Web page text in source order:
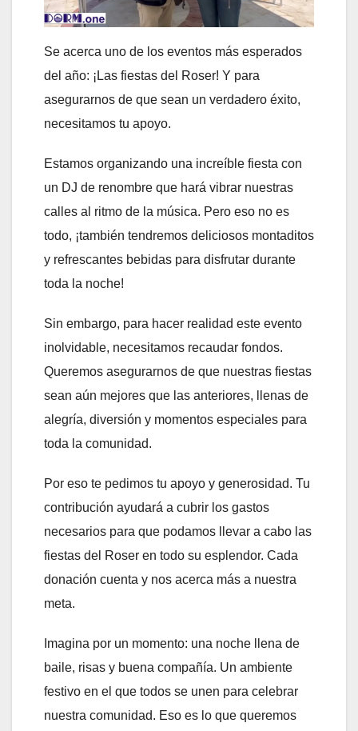
Se acerca uno de los eventos más esperados
del año: ¡Las fiestas del Roser! Y para
asegurarnos de que sean un verdadero éxito,
necesitamos tu apoyo.
Estamos organizando una increíble fiesta con
un DJ de renombre que hará vibrar nuestras
calles al ritmo de la música. Pero eso no es
todo, ¡también tendremos deliciosos montaditos
y refrescantes bebidas para disfrutar durante
toda la noche!
Sin embargo, para hacer realidad este evento
inolvidable, necesitamos recaudar fondos.
Queremos asegurarnos de que nuestras fiestas
sean aún mejores que las anteriores, llenas de
alegría, diversión y momentos especiales para
toda la comunidad.
Por eso te pedimos tu apoyo y generosidad. Tu
contribución ayudará a cubrir los gastos
necesarios para que podamos llevar a cabo las
fiestas del Roser en todo su esplendor. Cada
donación cuenta y nos acerca más a nuestra
meta.
Imagina por un momento: una noche llena de
baile, risas y buena compañía. Un ambiente
festivo en el que todos se unen para celebrar
nuestra comunidad. Eso es lo que queremos